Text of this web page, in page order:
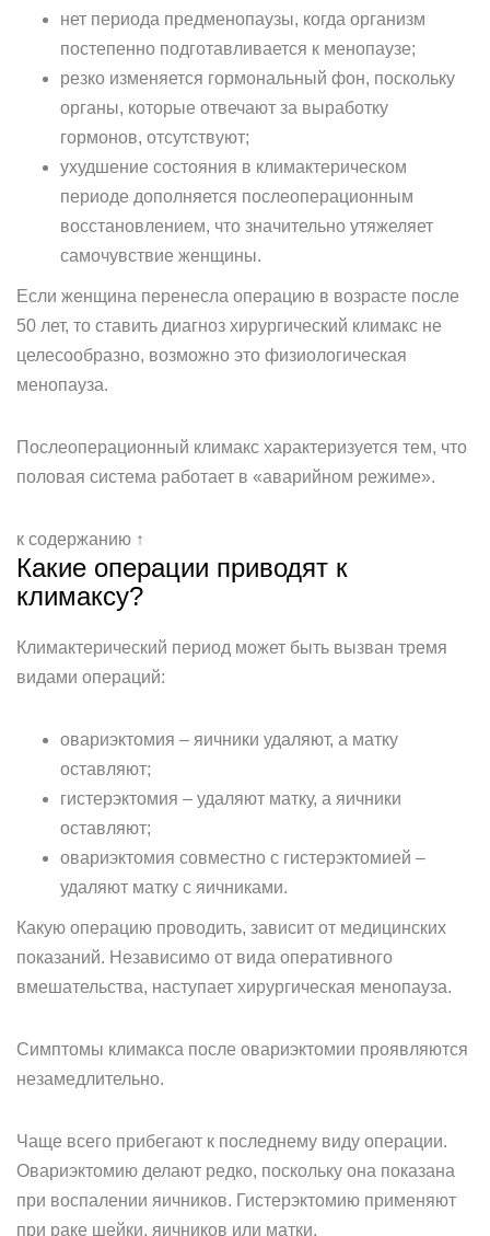
нет периода предменопаузы, когда организм
постепенно подготавливается к менопаузе;
резко изменяется гормональный фон, поскольку
органы, которые отвечают за выработку
гормонов, отсутствуют;
ухудшение состояния в климактерическом
периоде дополняется послеоперационным
восстановлением, что значительно утяжеляет
самочувствие женщины.
Если женщина перенесла операцию в возрасте после
50 лет, то ставить диагноз хирургический климакс не
целесообразно, возможно это физиологическая
менопауза.
Послеоперационный климакс характеризуется тем, что
половая система работает в «аварийном режиме».
к содержанию ↑
Какие операции приводят к
климаксу?
Климактерический период может быть вызван тремя
видами операций:
овариэктомия – яичники удаляют, а матку
оставляют;
гистерэктомия – удаляют матку, а яичники
оставляют;
овариэктомия совместно с гистерэктомией –
удаляют матку с яичниками.
Какую операцию проводить, зависит от медицинских
показаний. Независимо от вида оперативного
вмешательства, наступает хирургическая менопауза.
Симптомы климакса после овариэктомии проявляются
незамедлительно.
Чаще всего прибегают к последнему виду операции.
Овариэктомию делают редко, поскольку она показана
при воспалении яичников. Гистерэктомию применяют
при раке шейки, яичников или матки.